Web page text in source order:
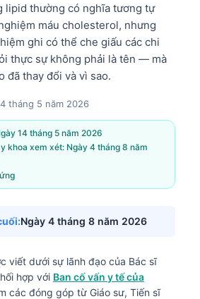
lipid thường có nghĩa tương tự
máu cholesterol, nhưng
ghi có thể che giấu các chi
thực sự không phải là tên — mà
đã thay đổi và vì sao.
tháng 5 năm 2026
14 tháng 5 năm 2026
khoa xem xét: Ngày 4 tháng 8 năm
Ngày 4 tháng 8 năm 2026
viết dưới sự lãnh đạo của Bác sĩ
hợp với Ban cố vấn y tế của
các đóng góp từ Giáo sư, Tiến sĩ